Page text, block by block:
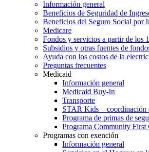
Información general
Beneficios de Seguridad de
Beneficios del Seguro Social por
Medicare
Fondos y servicios a partir de los
Subsidios y otras fuentes de
Ayuda con los costos de la
Preguntas frecuentes
Medicaid
Información general
Medicaid Buy-In
Transporte
STAR Kids – coordinación
Programa de primas de
Programa Community First
Programas con exención
Información general